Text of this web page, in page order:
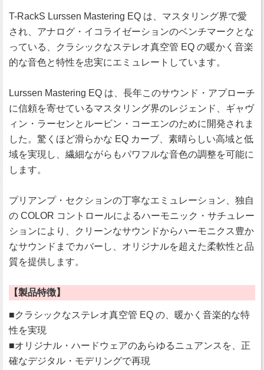
T-RackS Lurssen Mastering EQ は、マスタリング界で愛
され、アナログ・イコライゼーションのベンチマークとな
っている、クラシックなステレオ真空管 EQ の暖かく音楽
的な音色と特性を忠実にエミュレートしています。
Lurssen Mastering EQ は、長年このサウンド・アプローチ
に信頼を寄せているマスタリング界のレジェンド、ギャヴ
ィン・ラーセンとルービン・コーエンのために開発されま
した。驚くほど滑らかな EQ カーブ、素晴らしい高域と低
域を実現し、繊細ながらもパワフルな音色の調整を可能に
します。
プリアンプ・セクションの丁寧なエミュレーション、独自
の COLOR コントロールによるハーモニック・サチュレー
ションにより、クリーンなサウンドからハーモニクス豊か
なサウンドまでカバーし、オリジナルを超えた柔軟性と品
質を提供します。
【製品特徴】
■クラシックなステレオ真空管 EQ の、暖かく音楽的な特
性を実現
■オリジナル・ハードウェアのあらゆるニュアンスを、正
確なデジタル・モデリングで再現